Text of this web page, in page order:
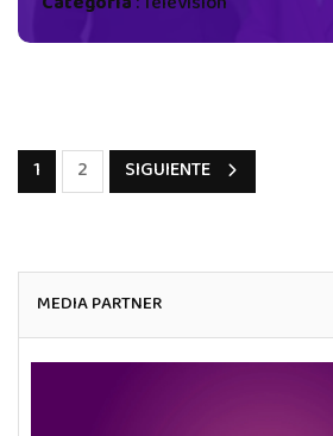
1 2 SIGUIENTE
MEDIA PARTNER